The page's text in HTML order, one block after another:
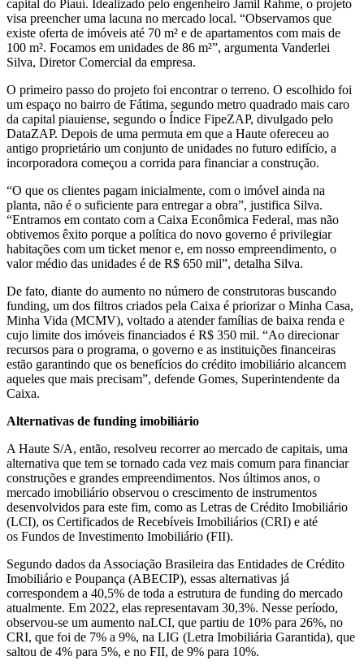
capital do Piauí. Idealizado pelo engenheiro Jamil Rahme, o projeto
visa preencher uma lacuna no mercado local. “Observamos que
existe oferta de imóveis até 70 m² e de apartamentos com mais de
100 m². Focamos em unidades de 86 m²”, argumenta Vanderlei
Silva, Diretor Comercial da empresa.
O primeiro passo do projeto foi encontrar o terreno. O escolhido foi
um espaço no bairro de Fátima, segundo metro quadrado mais caro
da capital piauiense, segundo o Índice FipeZAP, divulgado pelo
DataZAP. Depois de uma permuta em que a Haute ofereceu ao
antigo proprietário um conjunto de unidades no futuro edifício, a
incorporadora começou a corrida para financiar a construção.
“O que os clientes pagam inicialmente, com o imóvel ainda na
planta, não é o suficiente para entregar a obra”, justifica Silva.
“Entramos em contato com a Caixa Econômica Federal, mas não
obtivemos êxito porque a política do novo governo é privilegiar
habitações com um ticket menor e, em nosso empreendimento, o
valor médio das unidades é de R$ 650 mil”, detalha Silva.
De fato, diante do aumento no número de construtoras buscando
funding, um dos filtros criados pela Caixa é priorizar o Minha Casa,
Minha Vida (MCMV), voltado a atender famílias de baixa renda e
cujo limite dos imóveis financiados é R$ 350 mil. “Ao direcionar
recursos para o programa, o governo e as instituições financeiras
estão garantindo que os benefícios do crédito imobiliário alcancem
aqueles que mais precisam”, defende Gomes, Superintendente da
Caixa.
Alternativas de funding imobiliário
A Haute S/A, então, resolveu recorrer ao mercado de capitais, uma
alternativa que tem se tornado cada vez mais comum para financiar
construções e grandes empreendimentos. Nos últimos anos, o
mercado imobiliário observou o crescimento de instrumentos
desenvolvidos para este fim, como as Letras de Crédito Imobiliário
(LCI), os Certificados de Recebíveis Imobiliários (CRI) e até
os Fundos de Investimento Imobiliário (FII).
Segundo dados da Associação Brasileira das Entidades de Crédito
Imobiliário e Poupança (ABECIP), essas alternativas já
correspondem a 40,5% de toda a estrutura de funding do mercado
atualmente. Em 2022, elas representavam 30,3%. Nesse período,
observou-se um aumento naLCI, que partiu de 10% para 26%, no
CRI, que foi de 7% a 9%, na LIG (Letra Imobiliária Garantida), que
saltou de 4% para 5%, e no FII, de 9% para 10%.